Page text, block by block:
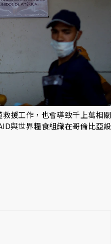
援工作，也會導致千上萬相關
與世界糧食組織在哥倫比亞設